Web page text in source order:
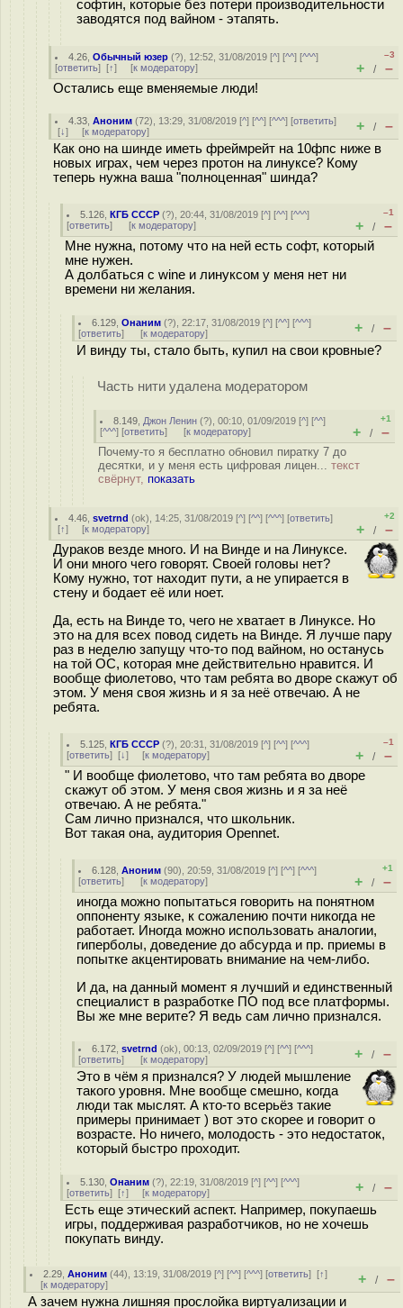
софтин, которые без потери производительности
заводятся под вайном - этапять.
4.26 ,Обычный юзер (?), 12:52, 31/08/2019 [^] [^^] [^^^]
[ответить] [↑] [к модератору]
–3
+ / –
Остались еще вменяемые люди!
4.33 ,Аноним (72), 13:29, 31/08/2019 [^] [^^] [^^^] [ответить]
[↓] [к модератору] + / –
Как оно на шинде иметь фреймрейт на 10фпс ниже в
новых играх, чем через протон на линуксе? Кому
теперь нужна ваша "полноценная" шинда?
5.126 ,КГБ СССР (?), 20:44, 31/08/2019 [^] [^^] [^^^]
[ответить] [к модератору]
–1
+ / –
Мне нужна, потому что на ней есть софт, который
мне нужен.
А долбаться с wine и линуксом у меня нет ни
времени ни желания.
6.129 ,Онаним (?), 22:17, 31/08/2019 [^] [^^] [^^^]
[ответить] [к модератору] + / –
И винду ты, стало быть, купил на свои кровные?
Часть нити удалена модератором
8.149 Джон Ленин (?), 00:10, 01/09/2019 [^] [^^]
[^^^] [ответить] [к модератору]
+1
+ / –
Почему-то я бесплатно обновил пиратку 7 до
десятки, и у меня есть цифровая лицен... текст
свёрнут, показать
4.46 ,svetrnd (ok), 14:25, 31/08/2019 [^] [^^] [^^^] [ответить]
[↑] [к модератору]
+2
+ / –
Дуpaков везде много. И на Винде и на Линуксе.
И они много чего говорят. Своей головы нет?
Кому нужно, тот находит пути, а не упирается в
стену и бодает её или ноет.
Да, есть на Винде то, чего не хватает в Линуксе. Но
это на для всех повод сидеть на Винде. Я лучше пару
раз в неделю запущу что-то под вайном, но останусь
на той ОС, которая мне действительно нравится. И
вообще фиолетово, что там ребята во дворе скажут об
этом. У меня своя жизнь и я за неё отвечаю. А не
ребята.
5.125 ,КГБ СССР (?), 20:31, 31/08/2019 [^] [^^] [^^^]
[ответить] [↓] [к модератору]
–1
+ / –
" И вообще фиолетово, что там ребята во дворе
скажут об этом. У меня своя жизнь и я за неё
отвечаю. А не ребята."
Сам лично признался, что школьник.
Вот такая она, аудитория Opennet.
6.128 ,Аноним (90), 20:59, 31/08/2019 [^] [^^] [^^^]
[ответить] [к модератору]
+1
+ / –
иногда можно попытаться говорить на понятном
оппоненту языке, к сожалению почти никогда не
работает. Иногда можно использовать аналогии,
гиперболы, доведение до абсурда и пр. приемы в
попытке акцентировать внимание на чем-либо.
И да, на данный момент я лучший и единственный
специалист в разработке ПО под все платформы.
Вы же мне верите? Я ведь сам лично признался.
6.172 ,svetrnd (ok), 00:13, 02/09/2019 [^] [^^] [^^^]
[ответить] [к модератору] + / –
Это в чём я признался? У людей мышление
такого уровня. Мне вообще смешно, когда
люди так мыслят. А кто-то всерьёз такие
примеры принимает ) вот это скорее и говорит о
возрасте. Но ничего, молодость - это недостаток,
который быстро проходит.
5.130 ,Онаним (?), 22:19, 31/08/2019 [^] [^^] [^^^]
[ответить] [↑] [к модератору] + / –
Есть еще этический аспект. Например, покупаешь
игры, поддерживая разработчиков, но не хочешь
покупать винду.
2.29 ,Аноним (44), 13:19, 31/08/2019 [^] [^^] [^^^] [ответить][↑]
[к модератору] + / –
А зачем нужна лишняя прослойка виртуализации и